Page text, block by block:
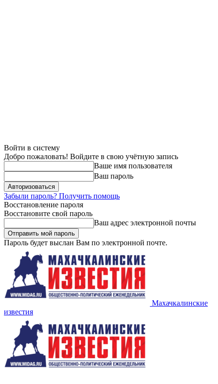
Войти в систему
Добро пожаловать! Войдите в свою учётную запись
Ваше имя пользователя
Ваш пароль
Забыли пароль? Получить помощь
Восстановление пароля
Восстановите свой пароль
Ваш адрес электронной почты
Пароль будет выслан Вам по электронной почте.
Махачкалинские
известия